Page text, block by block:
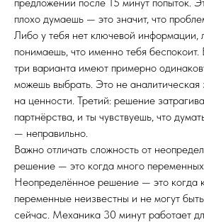
плохо думаешь — это значит, что
Либо у тебя нет ключевой информации,
понимаешь, что именно тебя беспокоит.
три варианта имеют примерно
можешь выбрать. Это не
на ценности. Третий: решение
партнёрства, и ты чувствуешь, что
— неправильно.
Важно отличать сложность от
решение — это когда много
Неопределённое решение — это когда
переменные неизвестны и не могут
сейчас. Механика 30 минут работает